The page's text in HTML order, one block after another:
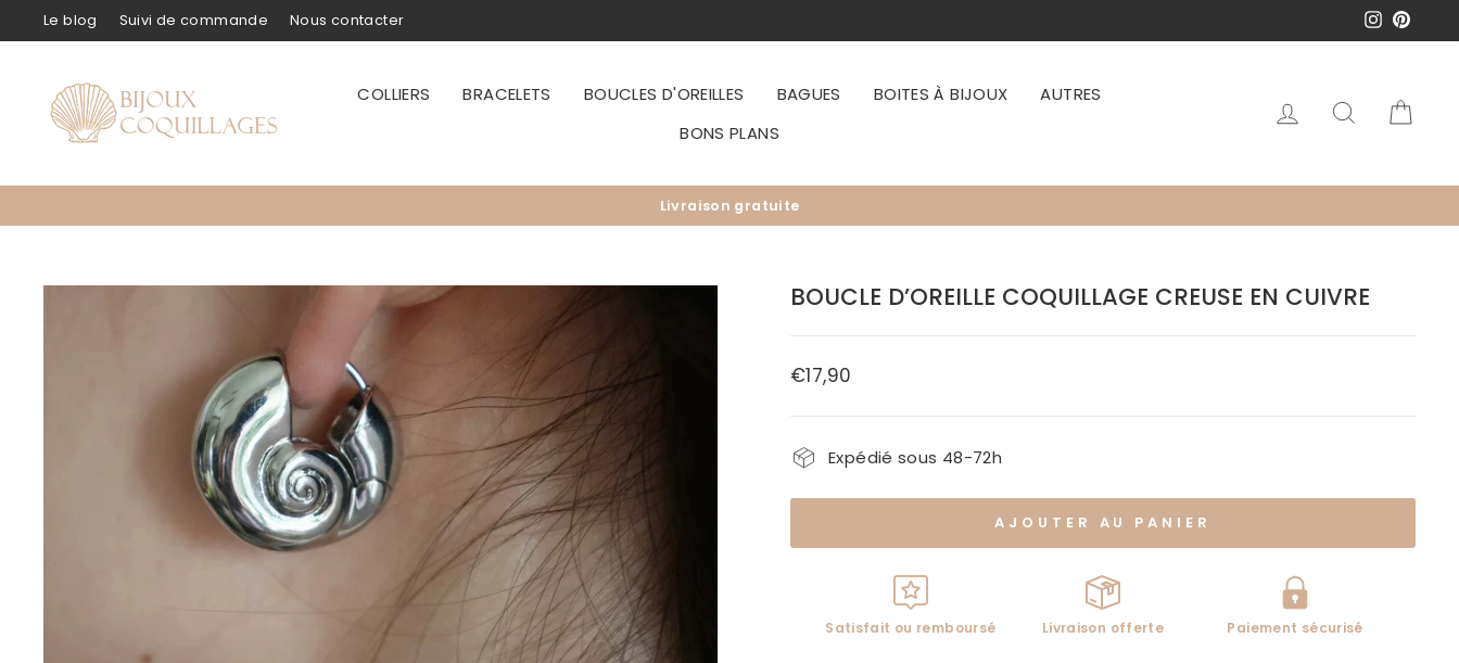
PasserLe blog Suivi de commande Nous contacter Instagram
COLLIERS BRACELETS BOUCLES D'OREILLES BAGUES BOITES À BIJOUX
AUTRES
BONS PLANS
Se connecter
Rechercher
Diaporama
Livraison gratuite
BOUCLE D’OREILLE COQUILLAGE CREUSE EN CUIVRE
Prix
€17,90
Expédié sous 48-72h
AJOUTER AU PANIER
Satisfait ou remboursé Livraison offerte Paiement sécurisé